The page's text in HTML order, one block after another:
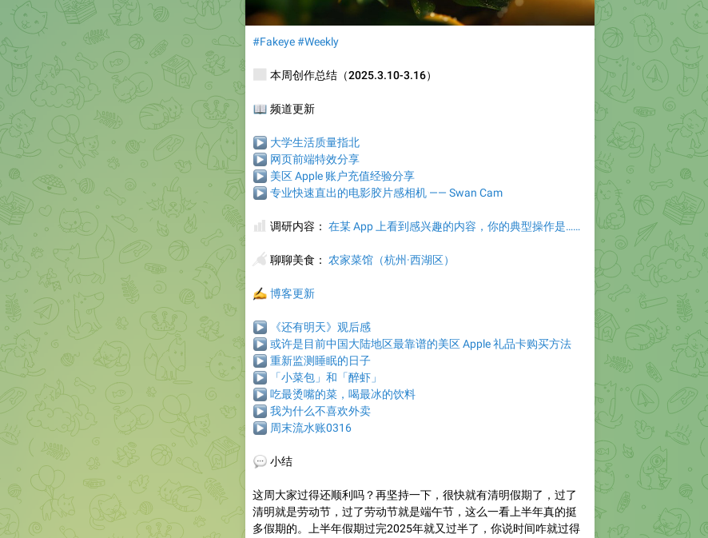
#Fakeye#Weekly
📰本周创作总结（2025.3.10-3.16）
📖频道更新
▶大学生活质量指北
▶网页前端特效分享
▶美区 Apple 账户充值经验分享
▶专业快速直出的电影胶片感相机 —— Swan Cam
📊调研内容： 在某 App 上看到感兴趣的内容，你的典型操作是……
🥢聊聊美食 ： 农家菜馆（杭州·西湖区）
✍️博客更新
▶《还有明天》观后感
▶或许是目前中国大陆地区最靠谱的美区 Apple 礼品卡购买方法
▶重新监测睡眠的日子
▶「小菜包」和「醉虾」
▶吃最烫嘴的菜，喝最冰的饮料
▶我为什么不喜欢外卖
▶周末流水账0316
💬
小结
这周大家过得还顺利吗？再坚持一下，很快就有清明假期了，过了
清明就是劳动节，过了劳动节就是端午节，这么一看上半年真的挺
多假期的。上半年假期过完2025年就又过半了，你说时间咋就过得